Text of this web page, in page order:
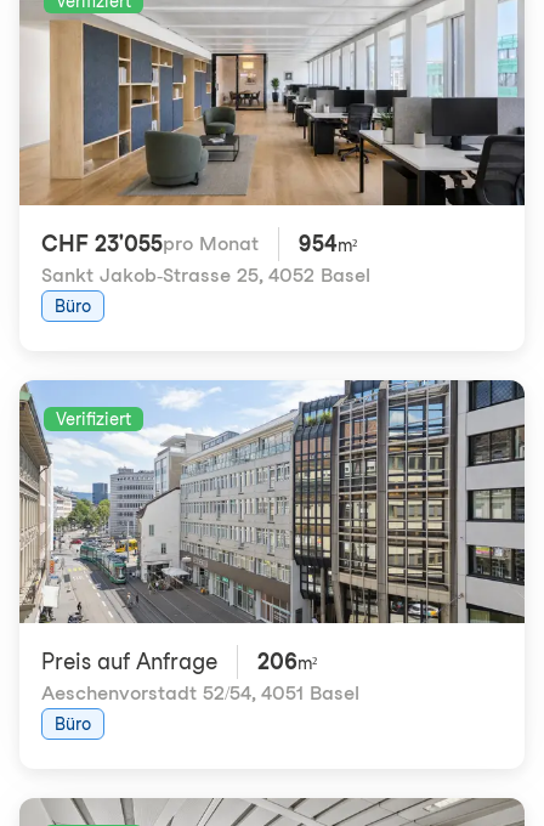
CHF 23'055pro Monat 954m²
Sankt Jakob-Strasse 25, 4052 Basel
Büro
Verifiziert
Preis auf Anfrage 206m²
Aeschenvorstadt 52/54, 4051 Basel
Büro